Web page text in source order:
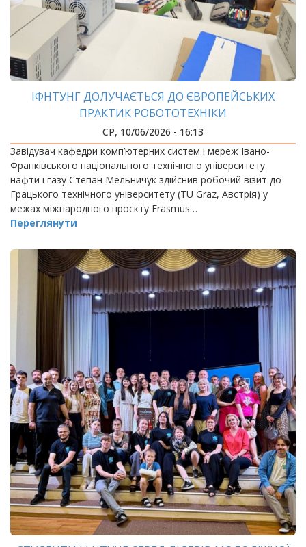
ІФНТУНГ ДОЛУЧАЄТЬСЯ ДО ЄВРОПЕЙСЬКИХ
ПРАКТИК РОБОТОТЕХНІКИ
СР, 10/06/2026 - 16:13
Завідувач кафедри комп’ютерних систем і мереж Івано-
Франківського національного технічного університету
нафти і газу Степан Мельничук здійснив робочий візит до
Грацького технічного університету (TU Graz, Австрія) у
межах міжнародного проєкту Erasmus…
Переглянути